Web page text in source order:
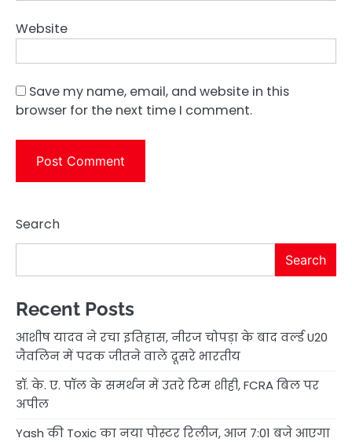
Website
Save my name, email, and website in this
browser for the next time I comment.
Search
Search
Recent Posts
आशीष यादव ने रचा इतिहास, नीरज चोपड़ा के बाद वर्ल्ड U20
जैवलिन में पदक जीतने वाले दूसरे भारतीय
डॉ. के. ए. पॉल के समर्थन में उतरे टिम शीही, FCRA बिल पर
अपील
Yash की Toxic का नया पोस्टर रिलीज, आज 7:01 बजे आएगा